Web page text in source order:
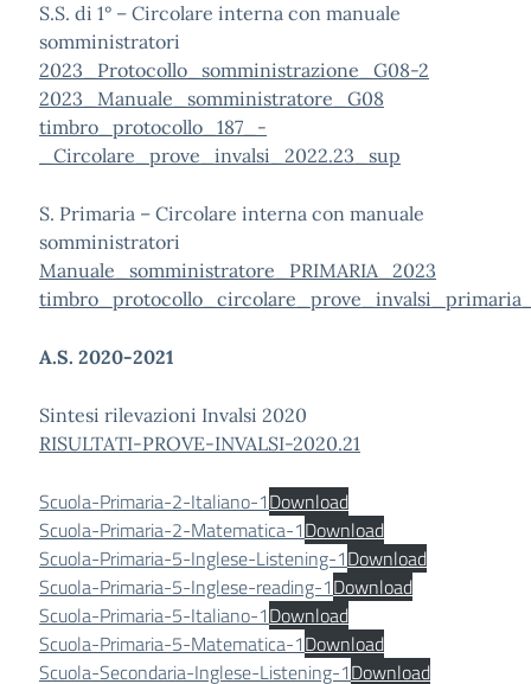
S.S. di 1° – Circolare interna con manuale
somministratori
2023_Protocollo_somministrazione_G08-2
2023_Manuale_somministratore_G08
timbro_protocollo_187_-
_Circolare_prove_invalsi_2022.23_sup
S. Primaria – Circolare interna con manuale
somministratori
Manuale_somministratore_PRIMARIA_2023
A.S. 2020-2021
Sintesi rilevazioni Invalsi 2020
RISULTATI-PROVE-INVALSI-2020.21
Scuola-Primaria-2-Italiano-1Download
Scuola-Primaria-2-Matematica-1Download
Scuola-Primaria-5-Inglese-Listening-1Download
Scuola-Primaria-5-Inglese-reading-1Download
Scuola-Primaria-5-Italiano-1Download
Scuola-Primaria-5-Matematica-1Download
Scuola-Secondaria-Inglese-Listening-1Download